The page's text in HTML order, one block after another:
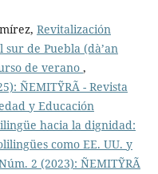
Revitalización
de Puebla (dà’an
de verano ,
ÑEMITỸRÃ - Revista
y Educación
hacia la dignidad:
como EE. UU. y
2 (2023): ÑEMITỸRÃ